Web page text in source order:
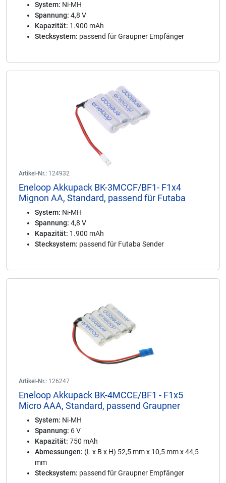
System: Ni-MH
Spannung: 4,8 V
Kapazität: 1.900 mAh
Stecksystem: passend für Graupner Empfänger
Artikel-Nr.: 124932
Eneloop Akkupack BK-3MCCF/BF1- F1x4
Mignon AA, Standard, passend für Futaba
System: Ni-MH
Spannung: 4,8 V
Kapazität: 1.900 mAh
Stecksystem: passend für Futaba Sender
Artikel-Nr.: 126247
Eneloop Akkupack BK-4MCCE/BF1 - F1x5
Micro AAA, Standard, passend Graupner
System: Ni-MH
Spannung: 6 V
Kapazität: 750 mAh
Abmessungen: (L x B x H) 52,5 mm x 10,5 mm x 44,5
mm
Stecksystem: passend für Graupner Empfänger